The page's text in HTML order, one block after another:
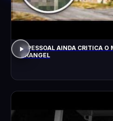
O PESSOAL AINDA CRITICA O
ERANGEL